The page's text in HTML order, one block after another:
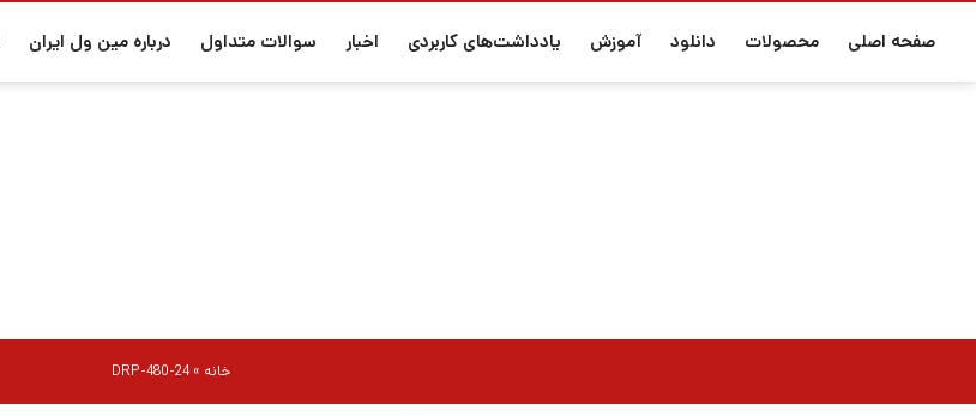
صفحه اصلی محصولات دانلود آموزش یادداشت‌های کاربردی اخبار سوالات متداول درباره مین ول ایران
خانه »
DRP-480-24